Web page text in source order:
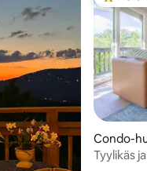
Condo-
sa
Tyylikäs